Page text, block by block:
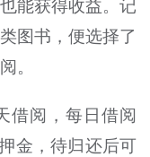
能获得收益。记
图书，便选择了
。
借阅，每日借阅
金，待归还后可